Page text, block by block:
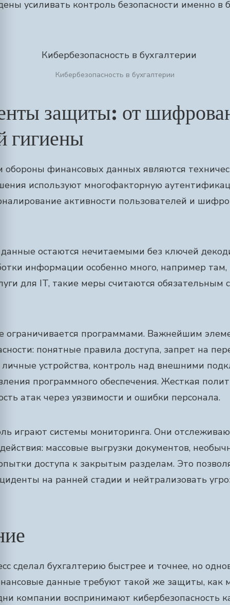
усиливать контроль безопасности именно в
Кибербезопасность в бухгалтерии
защиты: от
гигиены
финансовых данных являются
используют многофакторную
активности пользователей и
остаются нечитаемыми без ключей
информации особенно много, например
для IT, такие меры считаются обязательным
ограничивается программами. Важнейшим
понятные правила доступа, запрет на
устройства, контроль над внешними
программного обеспечения. Жесткая
атак через уязвимости и ошибки персонала.
играют системы мониторинга. Они
массовые выгрузки документов,
доступа к закрытым разделам. Это
на ранней стадии и нейтрализовать
сделал бухгалтерию быстрее и точнее, но
данные требуют такой же защиты, как
компании воспринимают кибербезопасность